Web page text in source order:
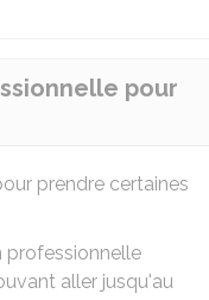
pour
prendre certaines
professionnelle
aller jusqu'au